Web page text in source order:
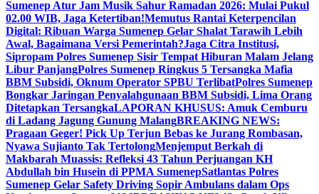
Sumenep Atur Jam Musik Sahur Ramadan 2026: Mulai Pukul
02.00 WIB, Jaga Ketertiban!Memutus Rantai Keterpencilan
Digital: Ribuan Warga Sumenep Gelar Shalat Tarawih Lebih
Awal, Bagaimana Versi Pemerintah?Jaga Citra Institusi,
Sipropam Polres Sumenep Sisir Tempat Hiburan Malam Jelang
Libur PanjangPolres Sumenep Ringkus 5 Tersangka Mafia
BBM Subsidi, Oknum Operator SPBU TerlibatPolres Sumenep
Bongkar Jaringan Penyalahgunaan BBM Subsidi, Lima Orang
Ditetapkan TersangkaLAPORAN KHUSUS: Amuk Cemburu
di Ladang Jagung Gunung MalangBREAKING NEWS:
Pragaan Geger! Pick Up Terjun Bebas ke Jurang Rombasan,
Nyawa Sujianto Tak TertolongMenjemput Berkah di
Makbarah Muassis: Refleksi 43 Tahun Perjuangan KH
Abdullah bin Husein di PPMA SumenepSatlantas Polres
Sumenep Gelar Safety Driving Sopir Ambulans dalam Ops